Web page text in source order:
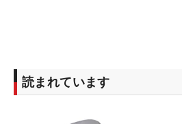
読まれています